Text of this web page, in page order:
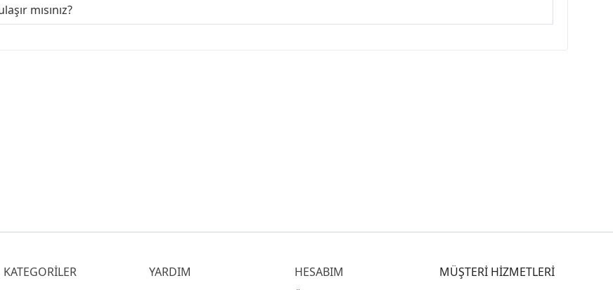
mısınız?
KATEGORİLER YARDIM HESABIM MÜŞTERİ HİZMETLERİ